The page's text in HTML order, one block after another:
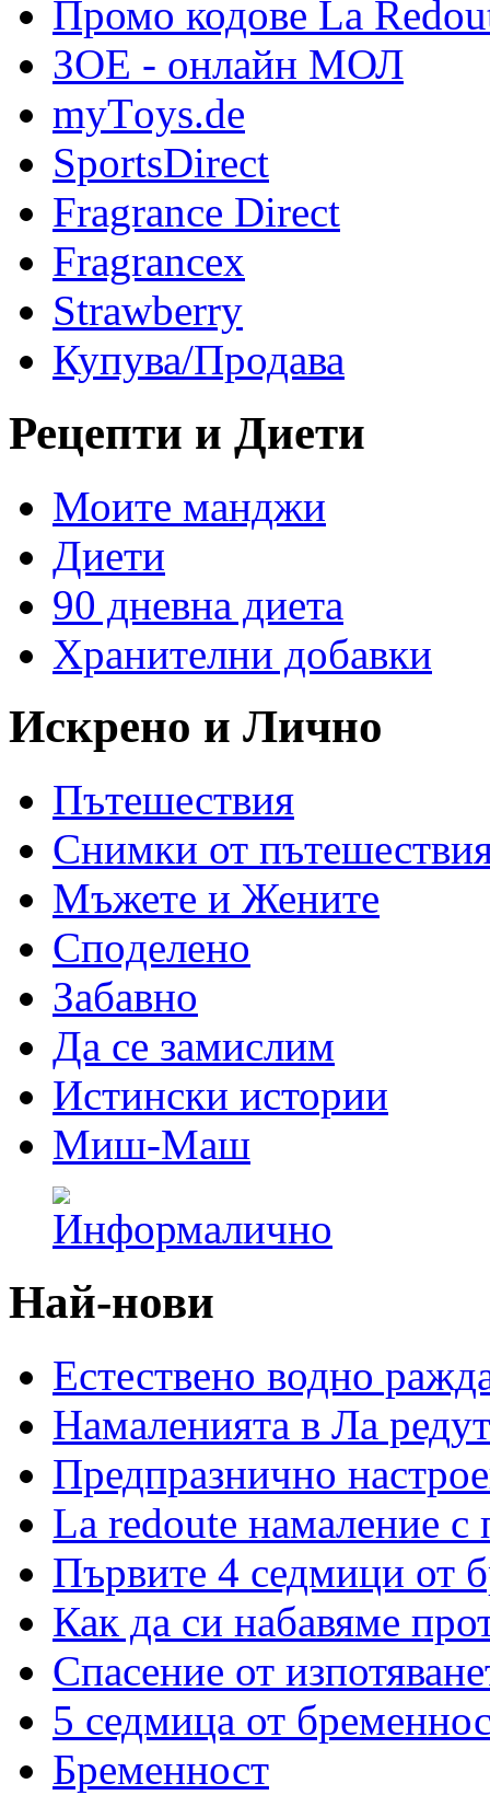
Промо кодове La
ЗОЕ - онлайн МОЛ
myТoys.de
SportsDirect
Fragrance Direct
Fragrancex
Strawberry
Купува/Продава
Рецепти и Диети
Моите манджи
Диети
90 дневна диета
Хранителни добавки
Искрено и Лично
Пътешествия
Снимки от
Мъжете и Жените
Спoделено
Забавно
Да се замислим
Истински истории
Миш-Маш
Най-нови
Естествено водно
Намаленията в Ла
Предпразнично
La redoute намаление с
Първите 4 седмици от
Как да си набавяме
Спасение от
5 седмица от
Бременност